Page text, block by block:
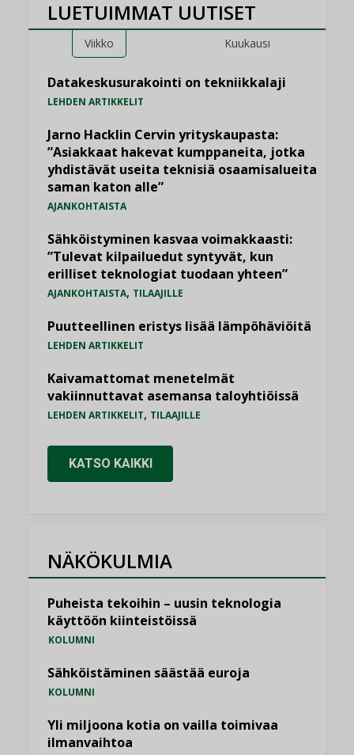
LUETUIMMAT UUTISET
Viikko Kuukausi
Datakeskusurakointi on tekniikkalaji
LEHDEN ARTIKKELIT
Jarno Hacklin Cervin yrityskaupasta:
”Asiakkaat hakevat kumppaneita, jotka
yhdistävät useita teknisiä osaamisalueita
saman katon alle”
AJANKOHTAISTA
Sähköistyminen kasvaa voimakkaasti:
”Tulevat kilpailuedut syntyvät, kun
erilliset teknologiat tuodaan yhteen”
AJANKOHTAISTA, TILAAJILLE
Puutteellinen eristys lisää lämpöhäviöitä
LEHDEN ARTIKKELIT
Kaivamattomat menetelmät
vakiinnuttavat asemansa taloyhtiöissä
LEHDEN ARTIKKELIT, TILAAJILLE
KATSO KAIKKI
NÄKÖKULMIA
Puheista tekoihin – uusin teknologia
käyttöön kiinteistöissä
KOLUMNI
Sähköistäminen säästää euroja
KOLUMNI
Yli miljoona kotia on vailla toimivaa
ilmanvaihtoa